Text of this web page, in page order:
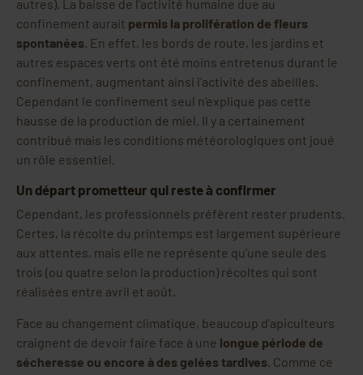
autres). La baisse de l’activité humaine due au
confinement aurait permis la prolifération de fleurs
spontanées. En effet, les bords de route, les jardins et
autres espaces verts ont été moins entretenus durant le
confinement, augmentant ainsi l’activité des abeilles.
Cependant le confinement seul n’explique pas cette
hausse de la production de miel. Il y a certainement
contribué mais les conditions météorologiques ont joué
un rôle essentiel.
Un départ prometteur qui reste à confirmer
Cependant, les professionnels préfèrent rester prudents.
Certes, la récolte du printemps est largement supérieure
aux attentes, mais elle ne représente qu’une seule des
trois (ou quatre selon la production) récoltes qui sont
réalisées entre avril et août.
Face au changement climatique, beaucoup d’apiculteurs
craignent de devoir faire face à une longue période de
sécheresse ou encore à des gelées tardives. Comme ce